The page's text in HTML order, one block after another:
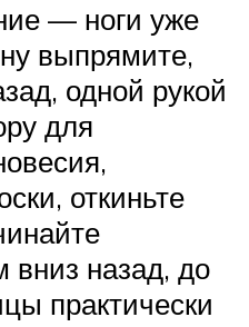
— ноги уже
выпрямите,
одной рукой
для
откиньте
вниз назад, до
практически